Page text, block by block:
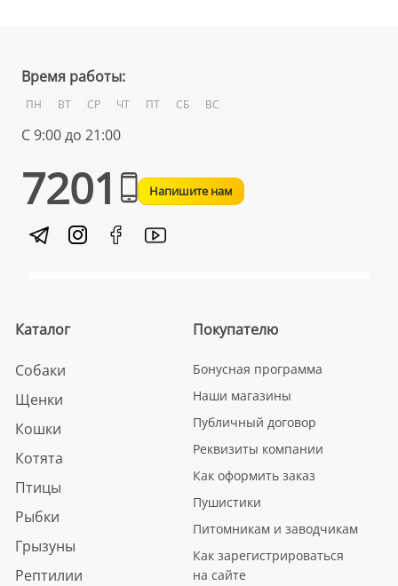
Время работы:
ПН ВТ СР ЧТ ПТ СБ ВС
С 9:00 до 21:00
7201 Напишите нам
Каталог
Собаки
Щенки
Кошки
Котята
Птицы
Рыбки
Грызуны
Рептилии
Покупателю
Бонусная программа
Наши магазины
Публичный договор
Реквизиты компании
Как оформить заказ
Пушистики
Питомникам и заводчикам
Как зарегистрироваться
на сайте